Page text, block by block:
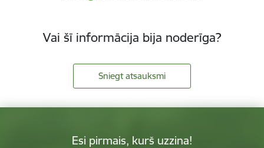
Vai šī informācija bija noderīga?
Sniegt atsauksmi
Esi pirmais, kurš uzzina!